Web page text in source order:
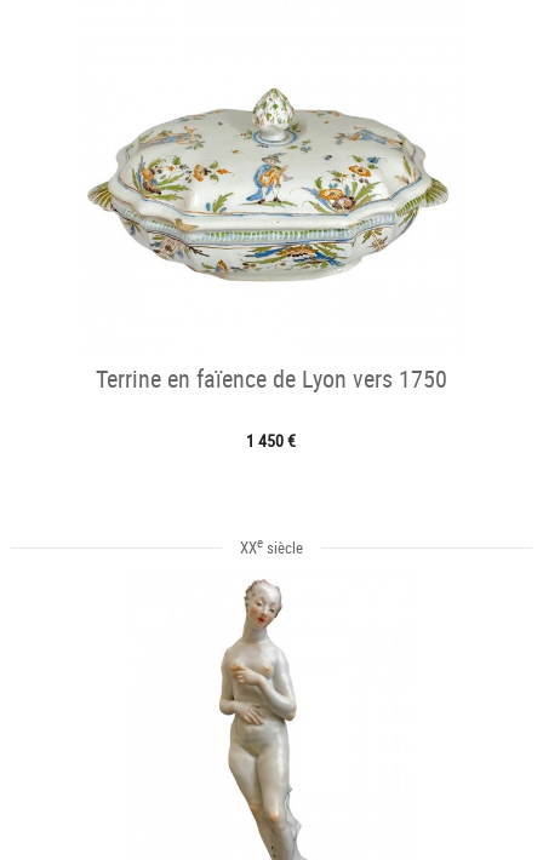
Terrine en faïence de Lyon vers 1750
1 450 €
XXesiècle